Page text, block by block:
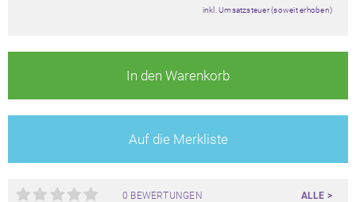
inkl. Umsatzsteuer (soweit erhoben)
In den Warenkorb
Auf die Merkliste
0 BEWERTUNGEN ALLE >